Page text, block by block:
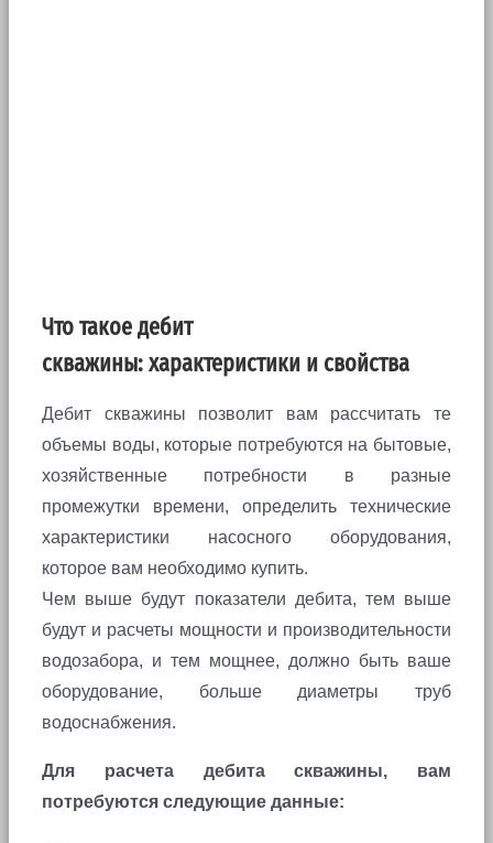
Что такое дебит
скважины: характеристики и свойства
Дебит скважины позволит вам рассчитать те
объемы воды, которые потребуются на бытовые,
хозяйственные потребности в разные
промежутки времени, определить технические
характеристики насосного оборудования,
которое вам необходимо купить.
Чем выше будут показатели дебита, тем выше
будут и расчеты мощности и производительности
водозабора, и тем мощнее, должно быть ваше
оборудование, больше диаметры труб
водоснабжения.
Для расчета дебита скважины, вам
потребуются следующие данные: